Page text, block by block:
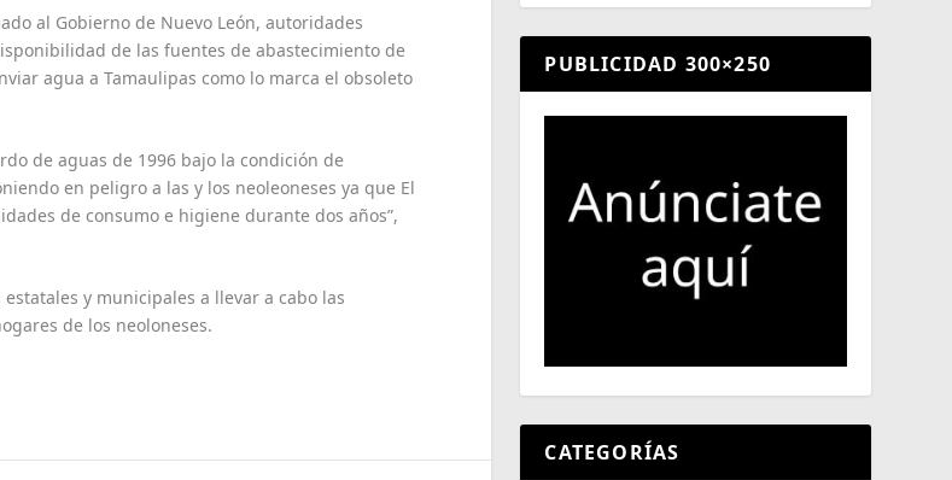
al Gobierno de Nuevo León, autoridades
de las fuentes de abastecimiento de
agua a Tamaulipas como lo marca el obsoleto
de aguas de 1996 bajo la condición de
en peligro a las y los neoleoneses ya que El
de consumo e higiene durante dos años”,
y municipales a llevar a cabo las
de los neoloneses.
PUBLICIDAD 300×250
CATEGORÍAS